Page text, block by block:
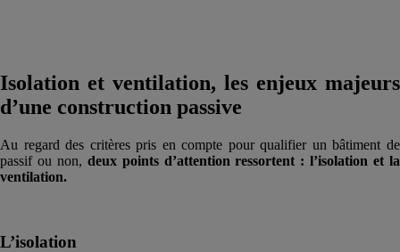
Isolation et ventilation, les enjeux majeurs
d’une construction passive
Au regard des critères pris en compte pour qualifier un bâtiment de
passif ou non, deux points d’attention ressortent : l’isolation et la
ventilation.
L’isolation